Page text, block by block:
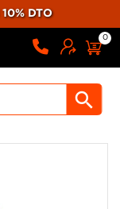
10% DTO
0